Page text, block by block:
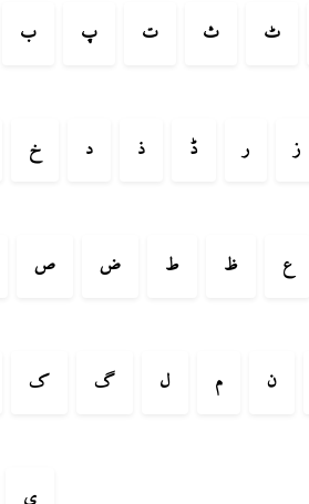
ب پ ت ث ٹ
خ د ذ ڈ ر ز
ص ض ط ظ ع
ک گ ل م ن